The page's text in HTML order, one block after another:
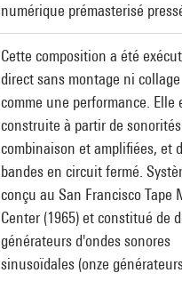
numérique prémasterisé
Cette composition a été
direct sans montage ni collage
comme une performance. Elle
construite à partir de
combinaison et amplifiées, et
bandes en circuit fermé.
conçu au San Francisco Tape
Center (1965) et constitué de
générateurs d'ondes sonores
sinusoïdales (onze